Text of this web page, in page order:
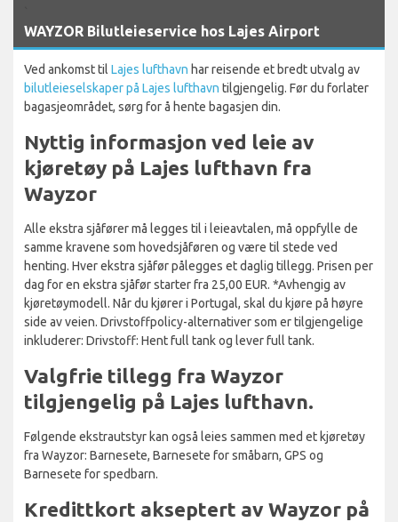
WAYZOR Bilutleieservice hos Lajes Airport
Ved ankomst til Lajes lufthavn har reisende et bredt utvalg av
bilutleieselskaper på Lajes lufthavn tilgjengelig. Før du forlater
bagasjeområdet, sørg for å hente bagasjen din.
Nyttig informasjon ved leie av
kjøretøy på Lajes lufthavn fra
Wayzor
Alle ekstra sjåfører må legges til i leieavtalen, må oppfylle de
samme kravene som hovedsjåføren og være til stede ved
henting. Hver ekstra sjåfør pålegges et daglig tillegg. Prisen per
dag for en ekstra sjåfør starter fra 25,00 EUR. *Avhengig av
kjøretøymodell. Når du kjører i Portugal, skal du kjøre på høyre
side av veien. Drivstoffpolicy-alternativer som er tilgjengelige
inkluderer: Drivstoff: Hent full tank og lever full tank.
Valgfrie tillegg fra Wayzor
tilgjengelig på Lajes lufthavn.
Følgende ekstrautstyr kan også leies sammen med et kjøretøy
fra Wayzor: Barnesete, Barnesete for småbarn, GPS og
Barnesete for spedbarn.
Kredittkort akseptert av Wayzor på